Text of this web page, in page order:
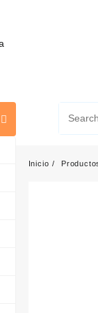
Inicio